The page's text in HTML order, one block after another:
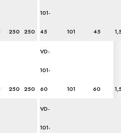
250 250
101-
45 101 45
250 250
VD-
101-
60 101 60
VD-
101-